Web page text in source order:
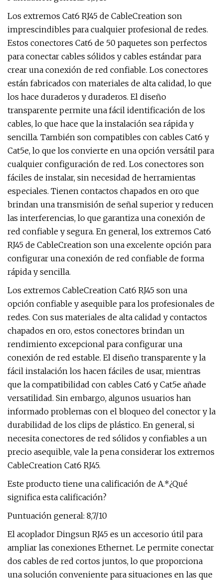
Los extremos Cat6 RJ45 de CableCreation son
imprescindibles para cualquier profesional de redes.
Estos conectores Cat6 de 50 paquetes son perfectos
para conectar cables sólidos y cables estándar para
crear una conexión de red confiable. Los conectores
están fabricados con materiales de alta calidad, lo que
los hace duraderos y duraderos. El diseño
transparente permite una fácil identificación de los
cables, lo que hace que la instalación sea rápida y
sencilla. También son compatibles con cables Cat6 y
Cat5e, lo que los convierte en una opción versátil para
cualquier configuración de red. Los conectores son
fáciles de instalar, sin necesidad de herramientas
especiales. Tienen contactos chapados en oro que
brindan una transmisión de señal superior y reducen
las interferencias, lo que garantiza una conexión de
red confiable y segura. En general, los extremos Cat6
RJ45 de CableCreation son una excelente opción para
configurar una conexión de red confiable de forma
rápida y sencilla.
Los extremos CableCreation Cat6 RJ45 son una
opción confiable y asequible para los profesionales de
redes. Con sus materiales de alta calidad y contactos
chapados en oro, estos conectores brindan un
rendimiento excepcional para configurar una
conexión de red estable. El diseño transparente y la
fácil instalación los hacen fáciles de usar, mientras
que la compatibilidad con cables Cat6 y Cat5e añade
versatilidad. Sin embargo, algunos usuarios han
informado problemas con el bloqueo del conector y la
durabilidad de los clips de plástico. En general, si
necesita conectores de red sólidos y confiables a un
precio asequible, vale la pena considerar los extremos
CableCreation Cat6 RJ45.
Este producto tiene una calificación de A.*¿Qué
significa esta calificación?
Puntuación general: 8,7/10
El acoplador Dingsun RJ45 es un accesorio útil para
ampliar las conexiones Ethernet. Le permite conectar
dos cables de red cortos juntos, lo que proporciona
una solución conveniente para situaciones en las que